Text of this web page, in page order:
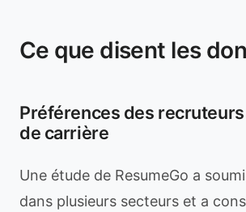
Ce que disent les
Préférences des
de carrière
Une étude de ResumeGo a
dans plusieurs secteurs et a